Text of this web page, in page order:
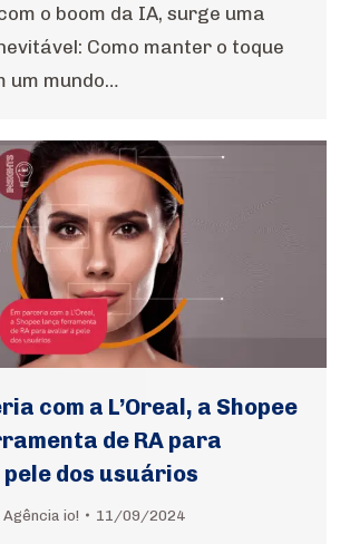
o boom da IA, surge uma
Como manter o toque
um mundo…
com a L’Oreal, a Shopee
de RA para
dos usuários
Agência io! 11/09/2024